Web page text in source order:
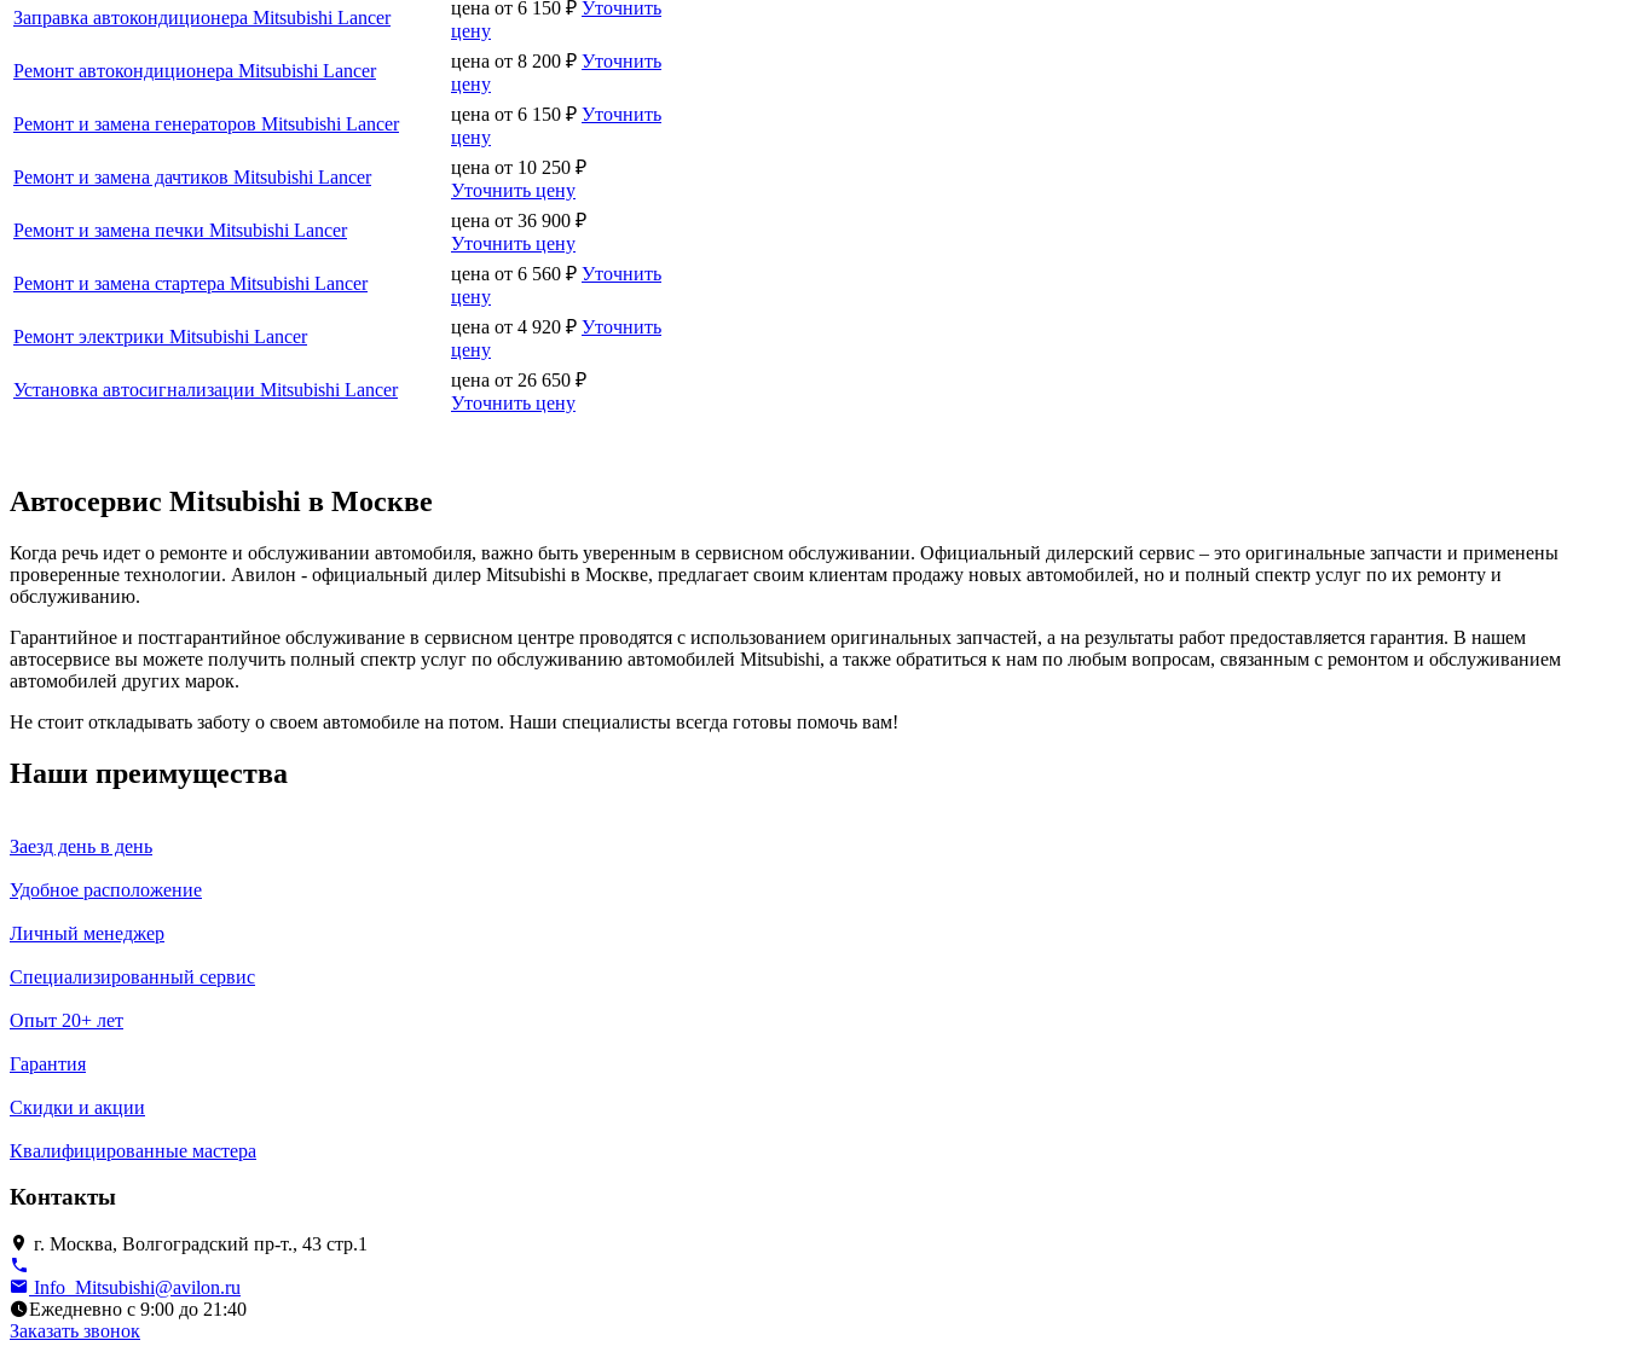
Заправка автокондиционера Mitsubishi Lancer
цена от 6 150 ₽ Уточнить
цену
Ремонт автокондиционера Mitsubishi Lancer
цена от 8 200 ₽ Уточнить
цену
Ремонт и замена генераторов Mitsubishi Lancer
цена от 6 150 ₽ Уточнить
цену
Ремонт и замена дачтиков Mitsubishi Lancer
цена от 10 250 ₽
Уточнить цену
Ремонт и замена печки Mitsubishi Lancer
цена от 36 900 ₽
Уточнить цену
Ремонт и замена стартера Mitsubishi Lancer
цена от 6 560 ₽ Уточнить
цену
Ремонт электрики Mitsubishi Lancer
цена от 4 920 ₽ Уточнить
цену
Установка автосигнализации Mitsubishi Lancer
цена от 26 650 ₽
Уточнить цену
Автосервис Mitsubishi в Москве
Когда речь идет о ремонте и обслуживании автомобиля, важно быть уверенным в сервисном обслуживании. Официальный дилерский сервис – это оригинальные запчасти и применены
проверенные технологии. Авилон - официальный дилер Mitsubishi в Москве, предлагает своим клиентам продажу новых автомобилей, но и полный спектр услуг по их ремонту и
обслуживанию.
Гарантийное и постгарантийное обслуживание в сервисном центре проводятся с использованием оригинальных запчастей, а на результаты работ предоставляется гарантия. В нашем
автосервисе вы можете получить полный спектр услуг по обслуживанию автомобилей Mitsubishi, а также обратиться к нам по любым вопросам, связанным с ремонтом и обслуживанием
автомобилей других марок.
Не стоит откладывать заботу о своем автомобиле на потом. Наши специалисты всегда готовы помочь вам!
Наши преимущества
Заезд день в день
Удобное расположение
Личный менеджер
Специализированный сервис
Опыт 20+ лет
Гарантия
Скидки и акции
Квалифицированные мастера
Контакты
г. Москва, Волгоградский пр-т., 43 стр.1
Info_Mitsubishi@avilon.ru
Ежедневно с 9:00 до 21:40
Заказать звонок